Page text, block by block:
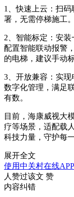
1、快速上云：扫
署，无需停梯施工。
2、智能标定：安
配置智能联动报警
的电梯，建议手动标
3、开放兼容：实
数字化管理，满足
有数。
目前，海康威视大
疗等场景，适配载
科技力量，守护每
展开全文
使用中关村在线
人赞过该文 赞
内容纠错